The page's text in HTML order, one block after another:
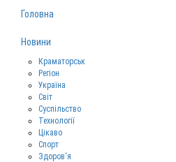
Головна
Новини
Краматорськ
Регіон
Україна
Світ
Суспільство
Технології
Цікаво
Спорт
Здоров‘я